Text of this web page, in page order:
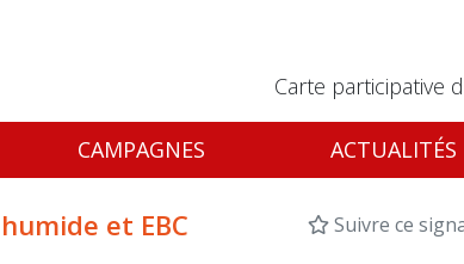
Carte participative
CAMPAGNES ACTUALITÉS
et EBC Suivre ce